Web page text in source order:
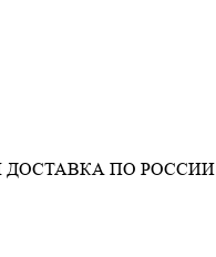
ДОСТАВКА ПО РОССИИ